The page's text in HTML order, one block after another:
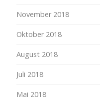
November 2018
Oktober 2018
August 2018
Juli 2018
Mai 2018